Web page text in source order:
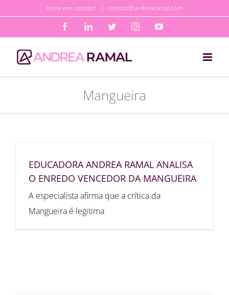
o
conteúdo
Entre em contato! | contato@andrearamal.com
FacebookLinkedInTwitterInstagramYouTube
Mangueira
EDUCADORA ANDREA RAMAL ANALISA
O ENREDO VENCEDOR DA MANGUEIRA
A especialista afirma que a crítica da
Mangueira é legitima